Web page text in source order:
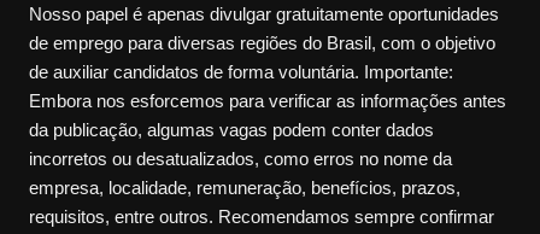
Nosso papel é apenas divulgar gratuitamente oportunidades
de emprego para diversas regiões do Brasil, com o objetivo
de auxiliar candidatos de forma voluntária. Importante:
Embora nos esforcemos para verificar as informações antes
da publicação, algumas vagas podem conter dados
incorretos ou desatualizados, como erros no nome da
empresa, localidade, remuneração, benefícios, prazos,
requisitos, entre outros. Recomendamos sempre confirmar